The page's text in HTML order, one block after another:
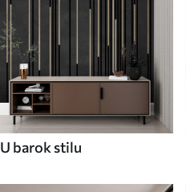
U barok stilu